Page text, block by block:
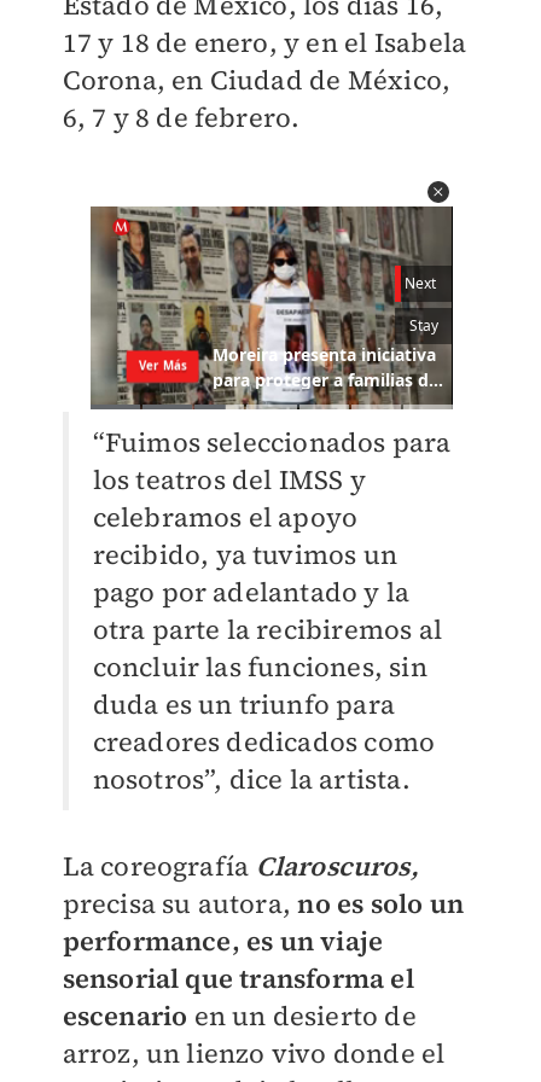
17 y 18 de enero, y en el Isabela
Corona, en Ciudad de México,
6, 7 y 8 de febrero.
“Fuimos seleccionados para
los teatros del IMSS y
celebramos el apoyo
recibido, ya tuvimos un
pago por adelantado y la
otra parte la recibiremos al
concluir las funciones, sin
duda es un triunfo para
creadores dedicados como
nosotros”, dice la artista.
La coreografía Claroscuros,
precisa su autora,no es solo un
performance, es un viaje
sensorial que transforma el
escenario en un desierto de
arroz, un lienzo vivo donde el